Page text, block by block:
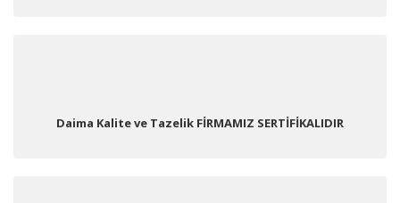
Daima Kalite ve Tazelik FİRMAMIZ SERTİFİKALIDIR